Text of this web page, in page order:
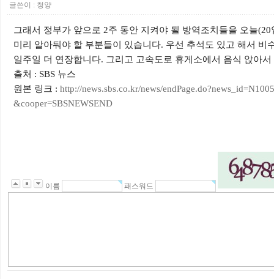
글쓴이 : 청양
그래서 정부가 앞으로 2주 동안 지켜야 될 방역조치들을 오늘
미리 알아둬야 할 부분들이 있습니다. 우선 추석도 있고 해서 비
일주일 더 연장합니다. 그리고 고속도로 휴게소에서 음식 앉아서
출처 : SBS 뉴스
원본 링크 : http://news.sbs.co.kr/news/
&cooper=SBSNEWSEND
이름 패스워드